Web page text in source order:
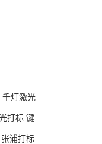
千灯激光
打标 键
浦打标